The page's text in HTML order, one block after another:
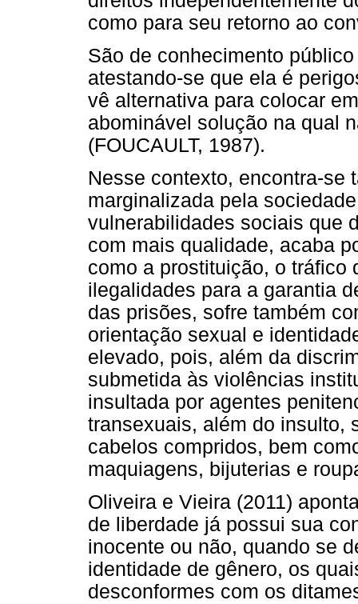
como para seu retorno ao
São de conhecimento
atestando-se que ela é
vê alternativa para colocar
abominável solução na qual
(FOUCAULT, 1987).
Nesse contexto, encontra-se
marginalizada pela
vulnerabilidades sociais que
com mais qualidade, acaba
como a prostituição, o tráfico
ilegalidades para a garantia
das prisões, sofre também
orientação sexual e
elevado, pois, além da
submetida às violências
insultada por agentes
transexuais, além do insulto,
cabelos compridos, bem
maquiagens, bijuterias e
Oliveira e Vieira (2011)
de liberdade já possui sua
inocente ou não, quando se
identidade de gênero, os
desconformes com os